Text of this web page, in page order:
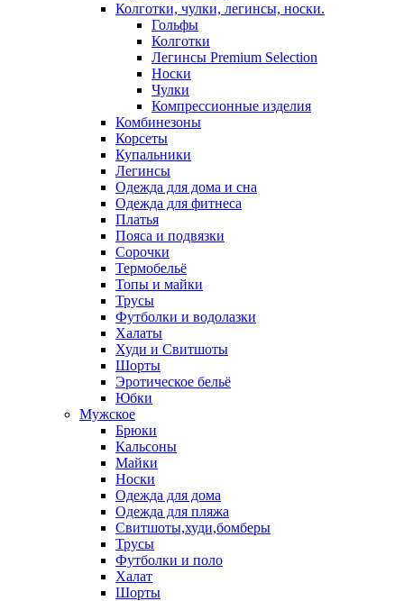
Колготки, чулки, легинсы, носки.
Гольфы
Колготки
Легинсы Premium Selection
Носки
Чулки
Компрессионные изделия
Комбинезоны
Корсеты
Купальники
Легинсы
Одежда для дома и сна
Одежда для фитнеса
Платья
Пояса и подвязки
Сорочки
Термобельё
Топы и майки
Трусы
Футболки и водолазки
Халаты
Худи и Свитшоты
Шорты
Эротическое бельё
Юбки
Мужское
Брюки
Кальсоны
Майки
Носки
Одежда для дома
Одежда для пляжа
Свитшоты,худи,бомберы
Трусы
Футболки и поло
Халат
Шорты